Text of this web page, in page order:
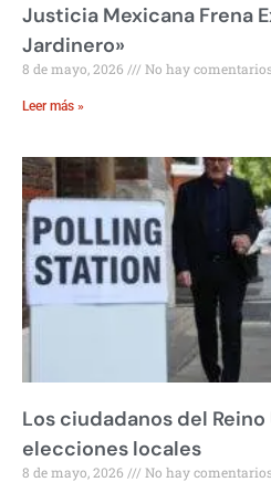
Justicia Mexicana Frena
Jardinero»
8 de mayo, 2026 No hay
Leer más »
Los ciudadanos del
elecciones locales
8 de mayo, 2026 No hay